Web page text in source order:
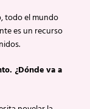
todo el mundo
es un recurso
¿Dónde va a